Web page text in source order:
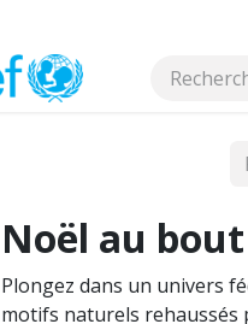
Noël au
Plongez dans un univers
motifs naturels rehaussés